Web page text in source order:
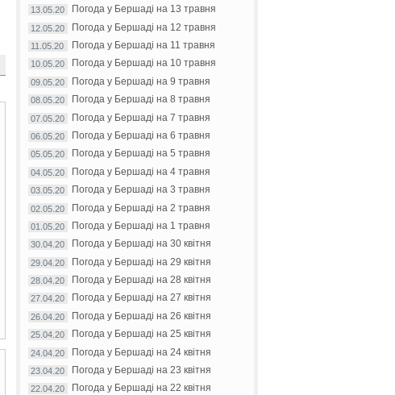
13.05.20 Погода у Бершаді на 13 травня
12.05.20 Погода у Бершаді на 12 травня
11.05.20 Погода у Бершаді на 11 травня
10.05.20 Погода у Бершаді на 10 травня
09.05.20 Погода у Бершаді на 9 травня
08.05.20 Погода у Бершаді на 8 травня
07.05.20 Погода у Бершаді на 7 травня
06.05.20 Погода у Бершаді на 6 травня
05.05.20 Погода у Бершаді на 5 травня
04.05.20 Погода у Бершаді на 4 травня
03.05.20 Погода у Бершаді на 3 травня
02.05.20 Погода у Бершаді на 2 травня
01.05.20 Погода у Бершаді на 1 травня
30.04.20 Погода у Бершаді на 30 квітня
29.04.20 Погода у Бершаді на 29 квітня
28.04.20 Погода у Бершаді на 28 квітня
27.04.20 Погода у Бершаді на 27 квітня
26.04.20 Погода у Бершаді на 26 квітня
25.04.20 Погода у Бершаді на 25 квітня
24.04.20 Погода у Бершаді на 24 квітня
23.04.20 Погода у Бершаді на 23 квітня
22.04.20 Погода у Бершаді на 22 квітня